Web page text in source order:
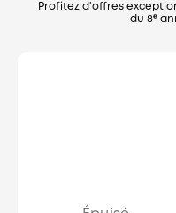
Profitez d'offres
du 8ᵉ